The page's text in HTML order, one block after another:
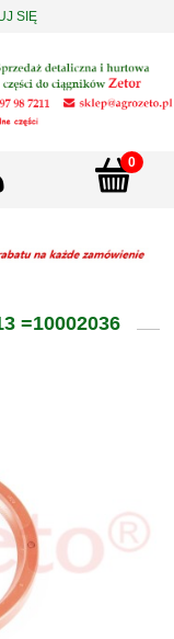
SIĘ
=10002036